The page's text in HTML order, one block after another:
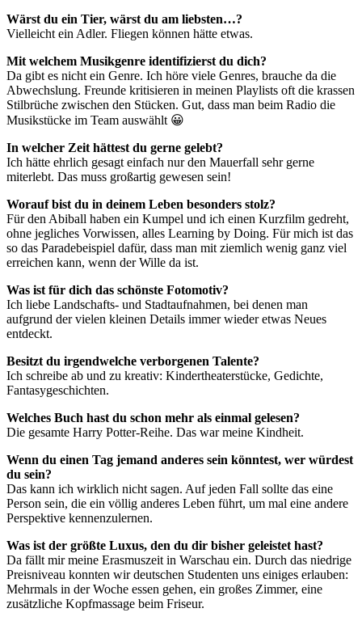
Wärst du ein Tier, wärst du am liebsten…?
Vielleicht ein Adler. Fliegen können hätte etwas.
Mit welchem Musikgenre identifizierst du dich?
Da gibt es nicht ein Genre. Ich höre viele Genres, brauche da die
Abwechslung. Freunde kritisieren in meinen Playlists oft die krassen
Stilbrüche zwischen den Stücken. Gut, dass man beim Radio die
Musikstücke im Team auswählt 😀
In welcher Zeit hättest du gerne gelebt?
Ich hätte ehrlich gesagt einfach nur den Mauerfall sehr gerne
miterlebt. Das muss großartig gewesen sein!
Worauf bist du in deinem Leben besonders stolz?
Für den Abiball haben ein Kumpel und ich einen Kurzfilm gedreht,
ohne jegliches Vorwissen, alles Learning by Doing. Für mich ist das
so das Paradebeispiel dafür, dass man mit ziemlich wenig ganz viel
erreichen kann, wenn der Wille da ist.
Was ist für dich das schönste Fotomotiv?
Ich liebe Landschafts- und Stadtaufnahmen, bei denen man
aufgrund der vielen kleinen Details immer wieder etwas Neues
entdeckt.
Besitzt du irgendwelche verborgenen Talente?
Ich schreibe ab und zu kreativ: Kindertheaterstücke, Gedichte,
Fantasygeschichten.
Welches Buch hast du schon mehr als einmal gelesen?
Die gesamte Harry Potter-Reihe. Das war meine Kindheit.
Wenn du einen Tag jemand anderes sein könntest, wer würdest
du sein?
Das kann ich wirklich nicht sagen. Auf jeden Fall sollte das eine
Person sein, die ein völlig anderes Leben führt, um mal eine andere
Perspektive kennenzulernen.
Was ist der größte Luxus, den du dir bisher geleistet hast?
Da fällt mir meine Erasmuszeit in Warschau ein. Durch das niedrige
Preisniveau konnten wir deutschen Studenten uns einiges erlauben:
Mehrmals in der Woche essen gehen, ein großes Zimmer, eine
zusätzliche Kopfmassage beim Friseur.